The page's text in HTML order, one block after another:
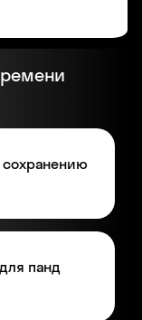
сохранению
панд